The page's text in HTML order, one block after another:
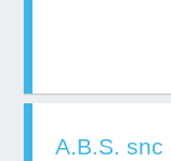
A.B.S. snc